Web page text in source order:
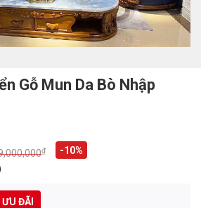
Gỗ Mun Da Bò Nhập
₫
-10%
ĐÃI